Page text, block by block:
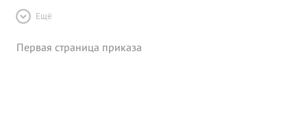
Ещё
Первая страница приказа